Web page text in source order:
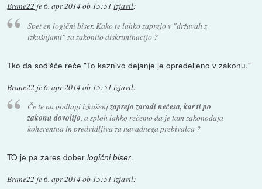
Brane22 je6. apr 2014 ob 15:51 izjavil:
Spet en logični biser. Kako te lahko zaprejo v "državah z
izkušnjami" za zakonito diskriminacijo ?
Tko da sodišče reče "To kaznivo dejanje je opredeljeno v zakonu."
Brane22 je6. apr 2014 ob 15:51 izjavil:
Če te na podlagi izkušenjzaprejo zaradi nečesa, kar ti po
zakonu dovolijo, a sploh lahko rečemo da je tam zakonodaja
koherentna in predvidljiva za navadnega prebivalca ?
TO je pa zares doberlogični biser.
Brane22 je6. apr 2014 ob 15:51 izjavil: